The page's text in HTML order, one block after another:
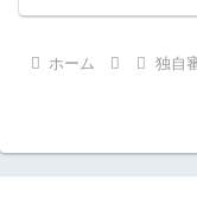
ホーム 独自